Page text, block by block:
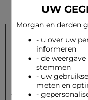
Schrijf u in op onze
Uw e-mailadres
UW
Morgan en derden
- u over uw
informeren
- de
stemmen
- uw
meten en
-